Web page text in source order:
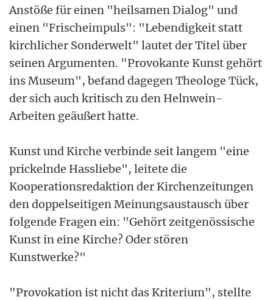
Anstöße für einen "heilsamen Dialog" und
einen "Frischeimpuls": "Lebendigkeit statt
kirchlicher Sonderwelt" lautet der Titel über
seinen Argumenten. "Provokante Kunst gehört
ins Museum", befand dagegen Theologe Tück,
der sich auch kritisch zu den Helnwein-
Arbeiten geäußert hatte.
Kunst und Kirche verbinde seit langem "eine
prickelnde Hassliebe", leitete die
Kooperationsredaktion der Kirchenzeitungen
den doppelseitigen Meinungsaustausch über
folgende Fragen ein: "Gehört zeitgenössische
Kunst in eine Kirche? Oder stören
Kunstwerke?"
"Provokation ist nicht das Kriterium", stellte